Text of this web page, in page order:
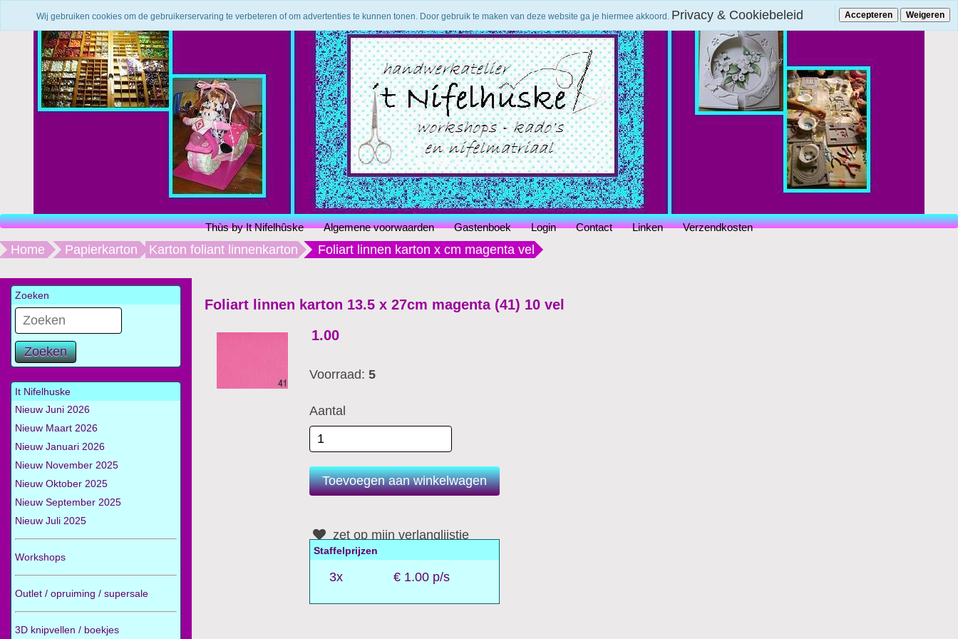
Thùs by It Nifelhûske Algemene voorwaarden Gastenboek Login Contact Linken Verzendkosten
Home Papierkarton Karton foliant linnenkarton Foliart linnen karton x cm magenta vel
Zoeken
Zoeken
It Nifelhuske
Nieuw Juni 2026
Nieuw Maart 2026
Nieuw Januari 2026
Nieuw November 2025
Nieuw Oktober 2025
Nieuw September 2025
Nieuw Juli 2025
Workshops
Outlet / opruiming / supersale
3D knipvellen / boekjes
Foliart linnen karton 13.5 x 27cm magenta (41) 10 vel
1.00
Voorraad: 5
Aantal
zet op mijn verlanglijstje
Staffelprijzen
3x € 1.00 p/s
Wij gebruiken cookies om de gebruikerservaring te verbeteren of om advertenties te kunnen tonen. Door gebruik te maken van deze website ga je hiermee akkoord. Privacy & Cookiebeleid Accepteren Weigeren